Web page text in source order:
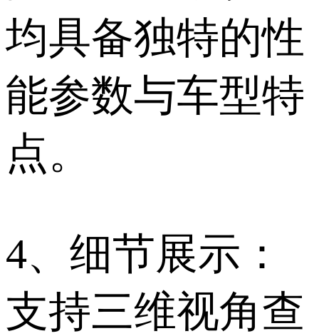
均具备独特的性
能参数与车型特
点。
4、细节展示：
支持三维视角查